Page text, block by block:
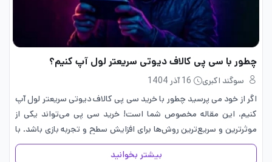
چطور با سی پی کالاف دیوتی سریعتر لول آپ کنیم؟
سوگند اکبری
16 آذر 1404
اگر از خود می پرسید چطور با خرید سی پی کالاف دیوتی سریعتر لول آپ
کنیم، این مقاله مخصوص شما است! خرید سی پی می‌تواند یکی از
موثرترین و سریع‌ترین روش‌ها برای افزایش سطح و تجربه بازی باشد. با
استفاده…
بیشتر بخوانید